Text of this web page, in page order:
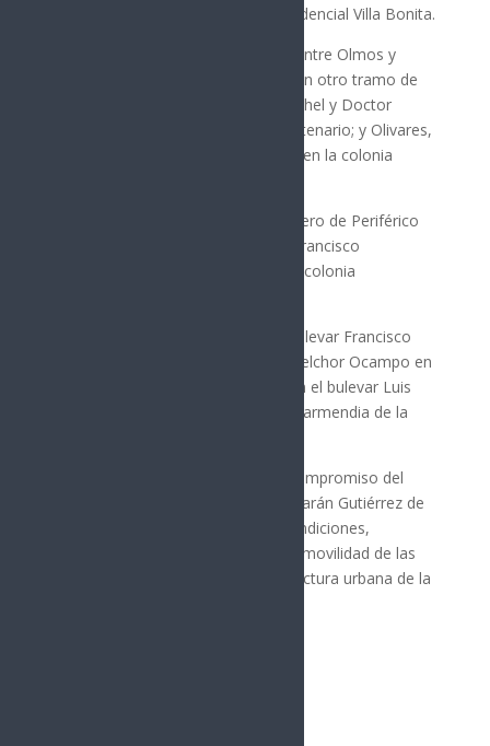
Bonita y Paseo Montecarlo en Residencial Villa Bonita.
También se trabaja en Solidaridad entre Olmos y
Paseo Río Sonora en Las Granjas; en otro tramo de
Reforma ubicado entre Irineo S. Michel y Doctor
Ignacio Pesqueira de la colonia Centenario; y Olivares,
entre Michoacán y Periférico Norte en la colonia
Otros tramos atendidos son el crucero de Periférico
Norte y Reyes; así como Aburto y Francisco
Monteverde, ambos ubicados en la colonia
Además, cuadrillas trabajan en el bulevar Francisco
Serna entre Ignacio Comonfort y Melchor Ocampo en
la colonia Proyecto Río Sonora; y en el bulevar Luis
Encinas, entre José María Yáñez y Garmendia de la
El Gobierno Municipal refrenda el compromiso del
presidente municipal Antonio Astiazarán Gutiérrez de
mantener vialidades en mejores condiciones,
respondiendo a las necesidades de movilidad de las
familias y fortaleciendo la infraestructura urbana de la